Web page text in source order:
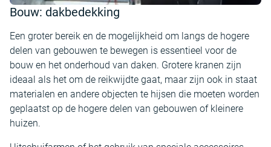
Bouw: dakbedekking
Een groter bereik en de mogelijkheid om langs de hogere
delen van gebouwen te bewegen is essentieel voor de
bouw en het onderhoud van daken. Grotere kranen zijn
ideaal als het om de reikwijdte gaat, maar zijn ook in staat
materialen en andere objecten te hijsen die moeten worden
geplaatst op de hogere delen van gebouwen of kleinere
huizen.